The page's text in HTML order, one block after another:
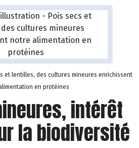
et lentilles, des cultures mineures enrichissent
en protéines
intérêt
la biodiversité